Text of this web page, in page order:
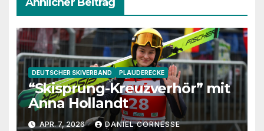
DEUTSCHER SKIVERBAND PLAUDERECKE
“Skisprung-Kreuzverhör” mit
Anna Hollandt
APR. 7, 2026 DANIEL CORNESSE